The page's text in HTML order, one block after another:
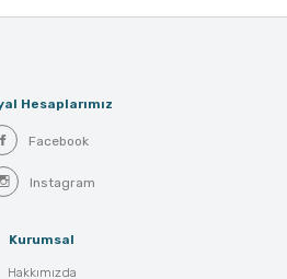
Hesaplarımız
Facebook
Instagram
Kurumsal
Hakkımızda